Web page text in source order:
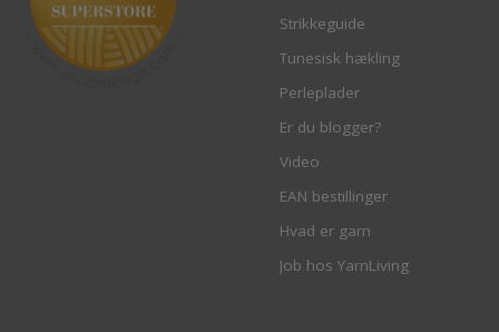
Strikkeguide
Tunesisk hækling
Perleplader
Er du blogger?
Video
EAN bestillinger
Hvad er garn
Job hos YarnLiving